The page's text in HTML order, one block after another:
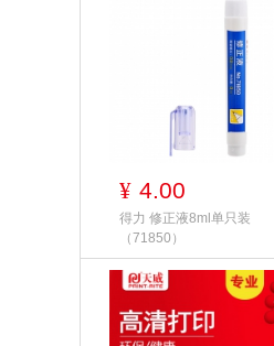
¥ 4.00
得力 修正液8ml单只装
（71850）